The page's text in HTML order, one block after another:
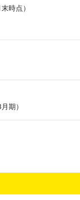
時点）
期）